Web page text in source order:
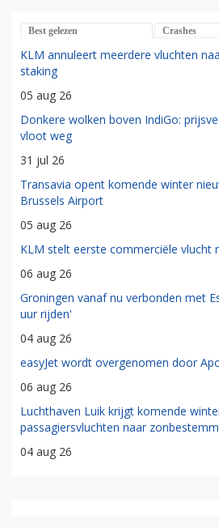
Best gelezen Crashes
KLM annuleert meerdere vluchten
staking
05 aug 26
Donkere wolken boven IndiGo:
vloot weg
31 jul 26
Transavia opent komende winter
Brussels Airport
05 aug 26
KLM stelt eerste commerciële vlucht
06 aug 26
Groningen vanaf nu verbonden met
uur rijden'
04 aug 26
easyJet wordt overgenomen door
06 aug 26
Luchthaven Luik krijgt komende
passagiersvluchten naar
04 aug 26